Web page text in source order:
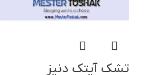
تشک آیتک دنیز